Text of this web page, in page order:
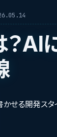
？AI
せる開発スタ